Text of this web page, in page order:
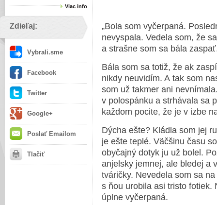
Viac info
Zdieľaj:
Vybrali.sme
Facebook
Twitter
Google+
Poslať Emailom
Tlačiť
„Bola som vyčerpaná.
nevyspala. Vedela som, že
a strašne som sa bála
Bála som sa totiž, že ak
nikdy neuvidím. A tak som
som už takmer ani
v polospánku a strhávala sa
každom pocite, že je v izbe
Dýcha ešte? Kládla som jej
je ešte teplé. Väčšinu času
obyčajný dotyk ju už bolel.
anjelsky jemnej, ale bledej a
tváričky. Nevedela som sa
s ňou urobila asi tristo fotiek.
úplne vyčerpaná.